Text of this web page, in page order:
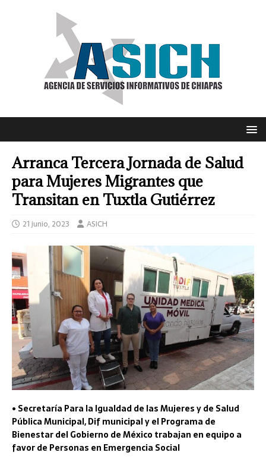
Arranca Tercera Jornada de Salud
para Mujeres Migrantes que
Transitan en Tuxtla Gutiérrez
21 junio, 2023 ASICH
• Secretaría Para la Igualdad de las Mujeres y de Salud
Pública Municipal, Dif municipal y el Programa de
Bienestar del Gobierno de México trabajan en equipo a
favor de Personas en Emergencia Social